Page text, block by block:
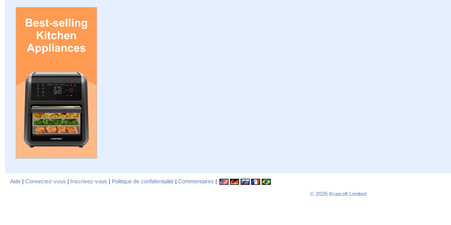
Aide | Connectez-vous | Inscrivez-vous | Politique de confidentialité | Commentaires |
© 2026 Kraisoft Limited